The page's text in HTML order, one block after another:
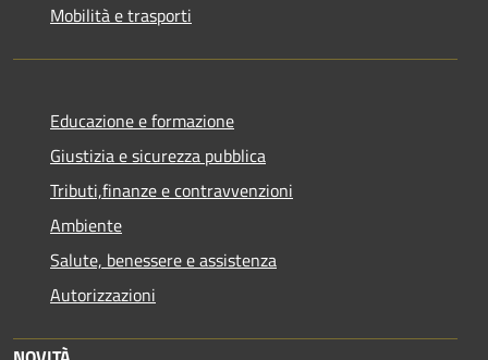
Mobilità e trasporti
Educazione e formazione
Giustizia e sicurezza pubblica
Tributi,finanze e contravvenzioni
Ambiente
Salute, benessere e assistenza
Autorizzazioni